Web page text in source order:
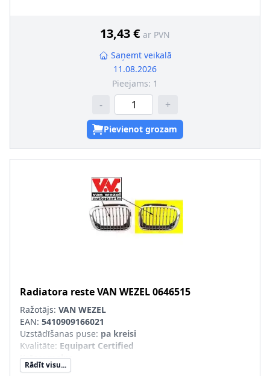
Nesatur SVHC vielas!
pāra artikulu numuri:0646515
13,43 € ar PVN
Saņemt veikalā
11.08.2026
Pieejams: 1
- +
Pievienot grozam
Radiatora resteVAN WEZEL0646515
Ražotājs: VAN WEZEL
EAN: 5410909166021
Uzstādīšanas puse: pa kreisi
Kvalitāte: Equipart Certified
Krāsa:melns
Noformējums
Rādīt visu...